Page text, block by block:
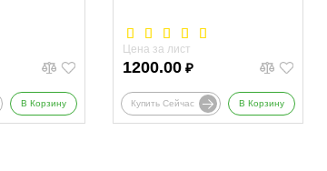
В Корзину
Цена за лист
1200.00 ₽
Купить Сейчас В Корзину